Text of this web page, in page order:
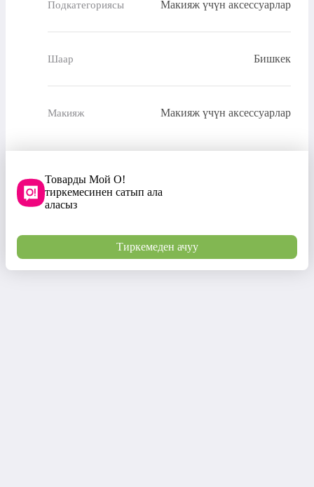
Подкатегориясы Макияж үчүн аксессуарлар
Шаар Бишкек
Макияж Макияж үчүн аксессуарлар
Товарды Мой О!
тиркемесинен сатып ала
аласыз
Тиркемеден ачуу